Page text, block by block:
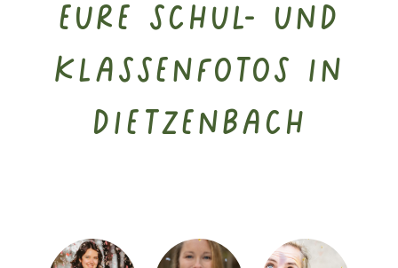
Eure Schul- und
Klassenfotos in
Dietzenbach